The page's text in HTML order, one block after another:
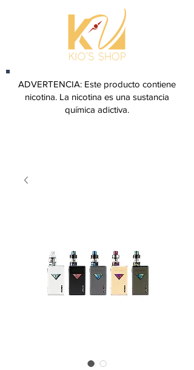
ADVERTENCIA: Este producto contiene
nicotina. La nicotina es una sustancia
química adictiva.